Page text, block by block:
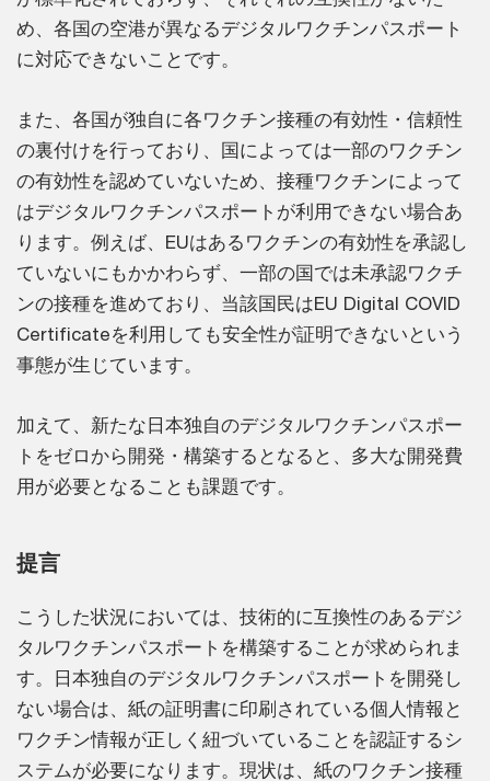
め、各国の空港が異なるデジタルワクチンパスポート
に対応できないことです。
また、各国が独自に各ワクチン接種の有効性・信頼性
の裏付けを行っており、国によっては一部のワクチン
の有効性を認めていないため、接種ワクチンによって
はデジタルワクチンパスポートが利用できない場合あ
ります。例えば、EUはあるワクチンの有効性を承認し
ていないにもかかわらず、一部の国では未承認ワクチ
ンの接種を進めており、当該国民はEU Digital COVID
Certificateを利用しても安全性が証明できないという
事態が生じています。
加えて、新たな日本独自のデジタルワクチンパスポー
トをゼロから開発・構築するとなると、多大な開発費
用が必要となることも課題です。
提言
こうした状況においては、技術的に互換性のあるデジ
タルワクチンパスポートを構築することが求められま
す。日本独自のデジタルワクチンパスポートを開発し
ない場合は、紙の証明書に印刷されている個人情報と
ワクチン情報が正しく紐づいていることを認証するシ
ステムが必要になります。現状は、紙のワクチン接種